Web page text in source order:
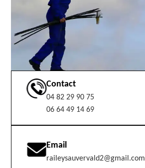
Contact
04 82 29 90 75
06 64 49 14 69
Email
raileysauvervald2@gmail.com